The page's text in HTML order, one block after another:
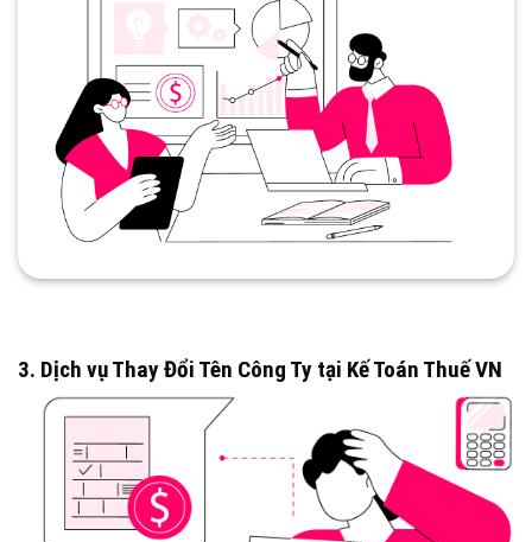
3. Dịch vụ Thay Đổi Tên Công Ty tại Kế Toán Thuế VN